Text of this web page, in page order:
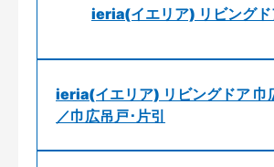
ieria(イエリア) リビングド
ieria(イエリア) リビングドア 巾
／巾広吊戸･片引